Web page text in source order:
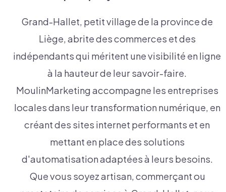
Grand-Hallet, petit village de la province de
Liège, abrite des commerces et des
indépendants qui méritent une visibilité en ligne
à la hauteur de leur savoir-faire.
MoulinMarketing accompagne les entreprises
locales dans leur transformation numérique, en
créant des sites internet performants et en
mettant en place des solutions
d'automatisation adaptées à leurs besoins.
Que vous soyez artisan, commerçant ou